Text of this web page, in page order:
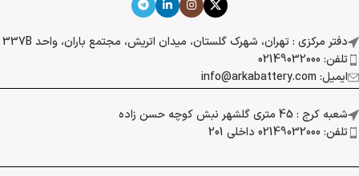
دفتر مرکزی : تهران، شهرک گلستان، میدان اتریش، مجتمع باران، واحد 337B
تلفن: 02149032000
ایمیل: info@arkabattery.com
شعبه کرج : 45 متری گلشهر نبش کوچه حسن زاده
تلفن: 02149032000 داخلی 201